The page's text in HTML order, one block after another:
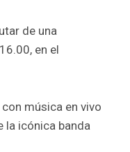
de una
en el
música en vivo
la icónica banda